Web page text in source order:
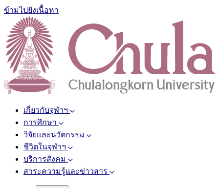
ข้ามไปยังเนื้อหา
เกี่ยวกับจุฬาฯ
การศึกษา
วิจัยและนวัตกรรม
ชีวิตในจุฬาฯ
บริการสังคม
สาระความรู้และข่าวสาร